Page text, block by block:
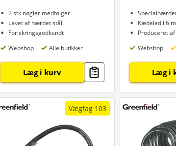
2 stk nøgler medfølger
Lavet af hærdet stål
Foriskringsgodkendt
Webshop
Alle butikker
Læg i kurv
Kædeled i 6
Webshop
Læg i
Vægfag 103